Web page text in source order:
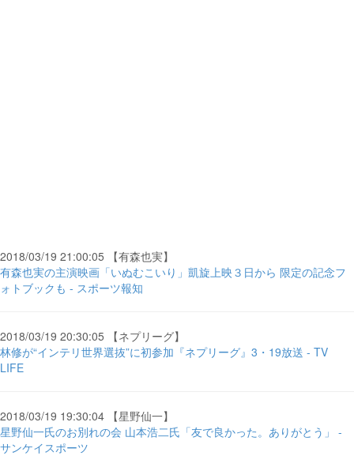
2018/03/19 21:00:05 【有森也実】
有森也実の主演映画「いぬむこいり」凱旋上映３日から 限定の記念フ
ォトブックも - スポーツ報知
2018/03/19 20:30:05 【ネプリーグ】
林修が“インテリ世界選抜”に初参加『ネプリーグ』3・19放送 - TV
LIFE
2018/03/19 19:30:04 【星野仙一】
星野仙一氏のお別れの会 山本浩二氏「友で良かった。ありがとう」 -
サンケイスポーツ